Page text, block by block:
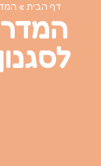
דף הבית »